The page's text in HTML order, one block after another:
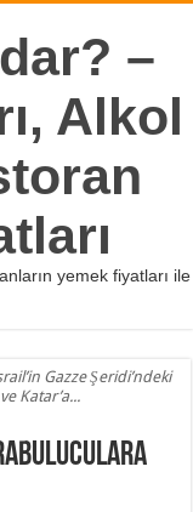
–
Alkol
yemek fiyatları ile
Gazze Şeridi’ndeki
Katar’a...